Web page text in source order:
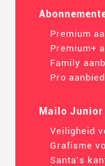
Premium
Premium+
Family
Pro
Mailo Junior
Veiligheid
Grafisme
Santa's